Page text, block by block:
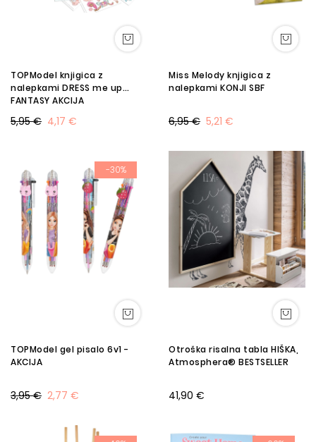
TOPModel knjigica z
nalepkami DRESS me up
FANTASY AKCIJA
4,17 €
5,95 €
Miss Melody knjigica z
nalepkami KONJI SBF
5,21 €
6,95 €
-30%
TOPModel gel pisalo 6v1 -
AKCIJA
2,77 €
3,95 €
Otroška risalna tabla HIŠKA,
Atmosphera® BESTSELLER
41,90 €